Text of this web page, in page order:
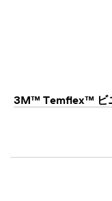
3M™ Temflex™ ビ
1,